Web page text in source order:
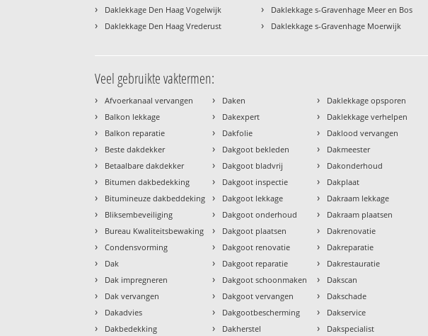
› Daklekkage Den Haag Vogelwijk
› Daklekkage Den Haag Vrederust
› Daklekkage s-Gravenhage Meer en Bos
› Daklekkage s-Gravenhage Moerwijk
Veel gebruikte vaktermen:
› Afvoerkanaal vervangen
› Balkon lekkage
› Balkon reparatie
› Beste dakdekker
› Betaalbare dakdekker
› Bitumen dakbedekking
› Bitumineuze dakbeddeking
› Bliksembeveiliging
› Bureau Kwaliteitsbewaking
› Condensvorming
› Dak
› Dak impregneren
› Dak vervangen
› Dakadvies
› Dakbedekking
› Daken
› Dakexpert
› Dakfolie
› Dakgoot bekleden
› Dakgoot bladvrij
› Dakgoot inspectie
› Dakgoot lekkage
› Dakgoot onderhoud
› Dakgoot plaatsen
› Dakgoot renovatie
› Dakgoot reparatie
› Dakgoot schoonmaken
› Dakgoot vervangen
› Dakgootbescherming
› Dakherstel
› Daklekkage opsporen
› Daklekkage verhelpen
› Daklood vervangen
› Dakmeester
› Dakonderhoud
› Dakplaat
› Dakraam lekkage
› Dakraam plaatsen
› Dakrenovatie
› Dakreparatie
› Dakrestauratie
› Dakscan
› Dakschade
› Dakservice
› Dakspecialist